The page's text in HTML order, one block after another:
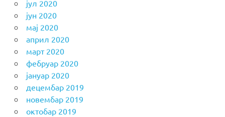
јул 2020
јун 2020
мај 2020
април 2020
март 2020
фебруар 2020
јануар 2020
децембар 2019
новембар 2019
октобар 2019